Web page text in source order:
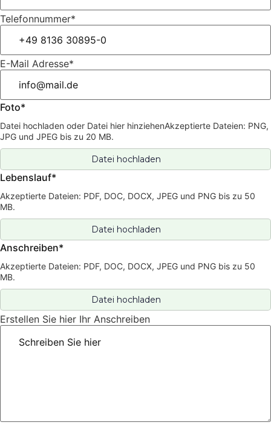
Telefonnummer*
E-Mail Adresse*
Foto*
Datei hochladen oder Datei hier hinziehenAkzeptierte Dateien: PNG,
JPG und JPEG bis zu 20 MB.
Lebenslauf*
Akzeptierte Dateien: PDF, DOC, DOCX, JPEG und PNG bis zu 50
MB.
Anschreiben*
Akzeptierte Dateien: PDF, DOC, DOCX, JPEG und PNG bis zu 50
MB.
Erstellen Sie hier Ihr Anschreiben